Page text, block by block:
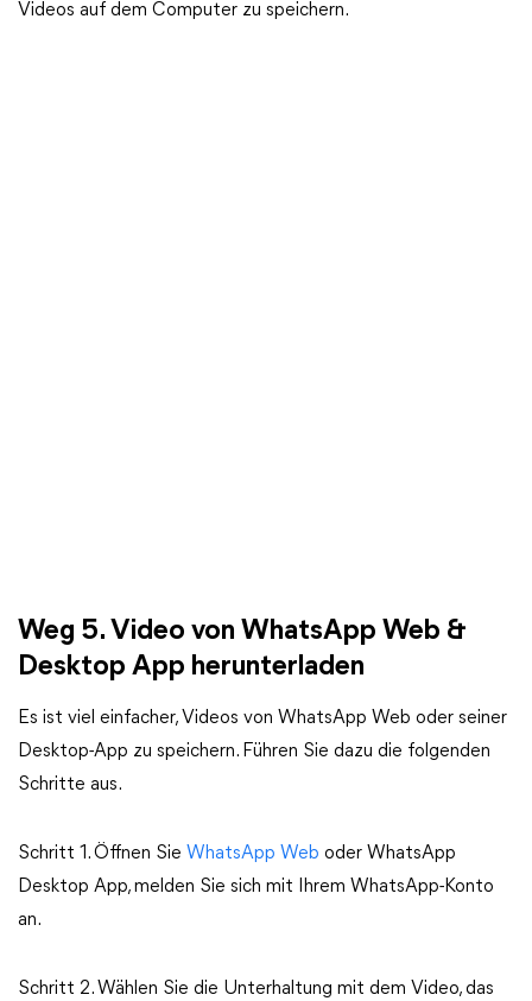
Videos auf dem Computer zu speichern.
Weg 5. Video von WhatsApp Web &
Desktop App herunterladen
Es ist viel einfacher, Videos von WhatsApp Web oder seiner
Desktop-App zu speichern. Führen Sie dazu die folgenden
Schritte aus.
Schritt 1. Öffnen Sie WhatsApp Web oder WhatsApp
Desktop App, melden Sie sich mit Ihrem WhatsApp-Konto
an.
Schritt 2. Wählen Sie die Unterhaltung mit dem Video, das